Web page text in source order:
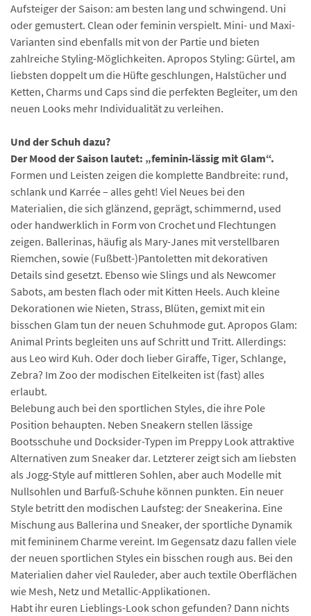
Aufsteiger der Saison: am besten lang und schwingend. Uni
oder gemustert. Clean oder feminin verspielt. Mini- und Maxi-
Varianten sind ebenfalls mit von der Partie und bieten
zahlreiche Styling-Möglichkeiten. Apropos Styling: Gürtel, am
liebsten doppelt um die Hüfte geschlungen, Halstücher und
Ketten, Charms und Caps sind die perfekten Begleiter, um den
neuen Looks mehr Individualität zu verleihen.
Und der Schuh dazu?
Der Mood der Saison lautet: „feminin-lässig mit Glam“.
Formen und Leisten zeigen die komplette Bandbreite: rund,
schlank und Karrée – alles geht! Viel Neues bei den
Materialien, die sich glänzend, geprägt, schimmernd, used
oder handwerklich in Form von Crochet und Flechtungen
zeigen. Ballerinas, häufig als Mary-Janes mit verstellbaren
Riemchen, sowie (Fußbett-)Pantoletten mit dekorativen
Details sind gesetzt. Ebenso wie Slings und als Newcomer
Sabots, am besten flach oder mit Kitten Heels. Auch kleine
Dekorationen wie Nieten, Strass, Blüten, gemixt mit ein
bisschen Glam tun der neuen Schuhmode gut. Apropos Glam:
Animal Prints begleiten uns auf Schritt und Tritt. Allerdings:
aus Leo wird Kuh. Oder doch lieber Giraffe, Tiger, Schlange,
Zebra? Im Zoo der modischen Eitelkeiten ist (fast) alles
erlaubt.
Belebung auch bei den sportlichen Styles, die ihre Pole
Position behaupten. Neben Sneakern stellen lässige
Bootsschuhe und Docksider-Typen im Preppy Look attraktive
Alternativen zum Sneaker dar. Letzterer zeigt sich am liebsten
als Jogg-Style auf mittleren Sohlen, aber auch Modelle mit
Nullsohlen und Barfuß-Schuhe können punkten. Ein neuer
Style betritt den modischen Laufsteg: der Sneakerina. Eine
Mischung aus Ballerina und Sneaker, der sportliche Dynamik
mit femininem Charme vereint. Im Gegensatz dazu fallen viele
der neuen sportlichen Styles ein bisschen rough aus. Bei den
Materialien daher viel Rauleder, aber auch textile Oberflächen
wie Mesh, Netz und Metallic-Applikationen.
Habt ihr euren Lieblings-Look schon gefunden? Dann nichts